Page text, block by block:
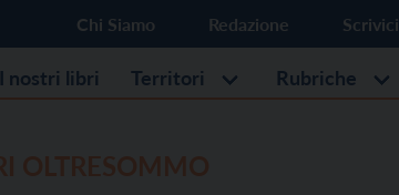
Chi Siamo Redazione Scrivici
I nostri libri Territori Rubriche